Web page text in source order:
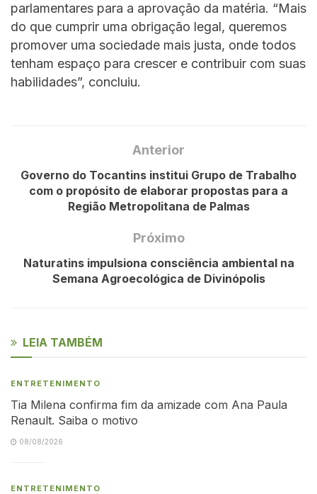
parlamentares para a aprovação da matéria. “Mais
do que cumprir uma obrigação legal, queremos
promover uma sociedade mais justa, onde todos
tenham espaço para crescer e contribuir com suas
habilidades”, concluiu.
Anterior
Governo do Tocantins institui Grupo de Trabalho
com o propósito de elaborar propostas para a
Região Metropolitana de Palmas
Próximo
Naturatins impulsiona consciência ambiental na
Semana Agroecológica de Divinópolis
LEIA TAMBÉM
ENTRETENIMENTO
Tia Milena confirma fim da amizade com Ana Paula
Renault. Saiba o motivo
08/08/2026
ENTRETENIMENTO